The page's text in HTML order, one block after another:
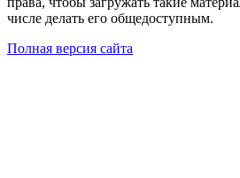
числе делать его общедоступным.
Полная версия сайта